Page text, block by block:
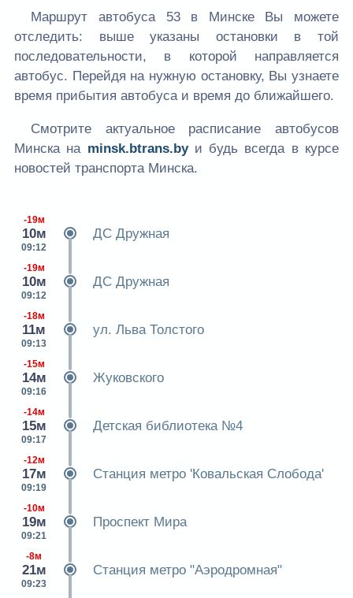
Маршрут автобуса 53 в Минске Вы можете
отследить: выше указаны остановки в той
последовательности, в которой направляется
автобус. Перейдя на нужную остановку, Вы узнаете
время прибытия автобуса и время до ближайшего.
Смотрите актуальное расписание автобусов
Минска на minsk.btrans.byи будь всегда в курсе
новостей транспорта Минска.
-19м
10м
09:12
ДС Дружная
-19м
10м
09:12
ДС Дружная
-18м
11м
09:13
ул. Льва Толстого
-15м
14м
09:16
Жуковского
-14м
15м
09:17
Детская библиотека №4
-12м
17м
09:19
Станция метро 'Ковальская Слобода'
-10м
19м
09:21
Проспект Мира
-8м
21м
09:23
Станция метро "Аэродромная"